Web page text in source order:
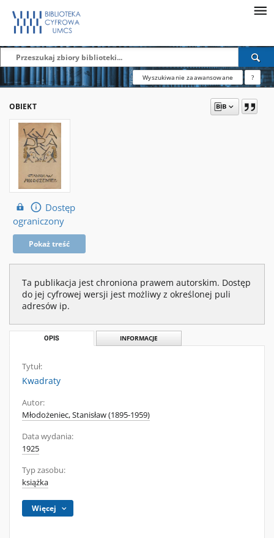
Wyszukiwanie zaawansowane ?
OBIEKT
Dostęp
ograniczony
Pokaż treść
Ta publikacja jest chroniona prawem autorskim. Dostęp
do jej cyfrowej wersji jest możliwy z określonej puli
adresów ip.
OPIS INFORMACJE
Tytuł:
Kwadraty
Autor:
Młodożeniec, Stanisław (1895-1959)
Data wydania:
1925
Typ zasobu:
książka
Więcej